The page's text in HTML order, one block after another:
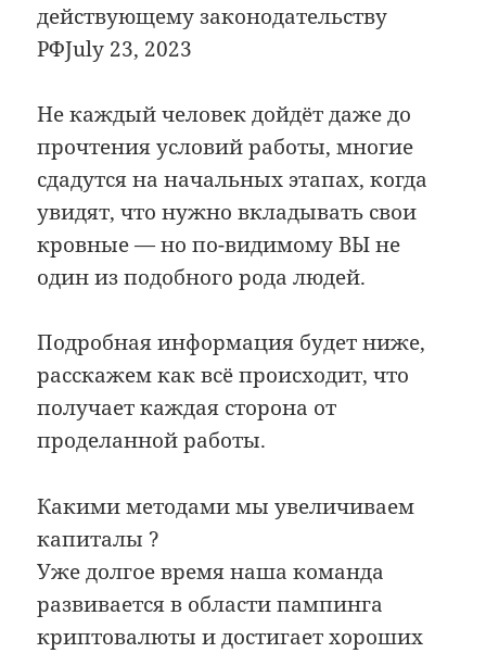
действующему законодательству
РФJuly 23, 2023
Не каждый человек дойдёт даже до
прочтения условий работы, многие
сдадутся на начальных этапах, когда
увидят, что нужно вкладывать свои
кровные — но по-видимому ВЫ не
один из подобного рода людей.
Подробная информация будет ниже,
расскажем как всё происходит, что
получает каждая сторона от
проделанной работы.
Какими методами мы увеличиваем
капиталы ?
Уже долгое время наша команда
развивается в области пампинга
криптовалюты и достигает хороших